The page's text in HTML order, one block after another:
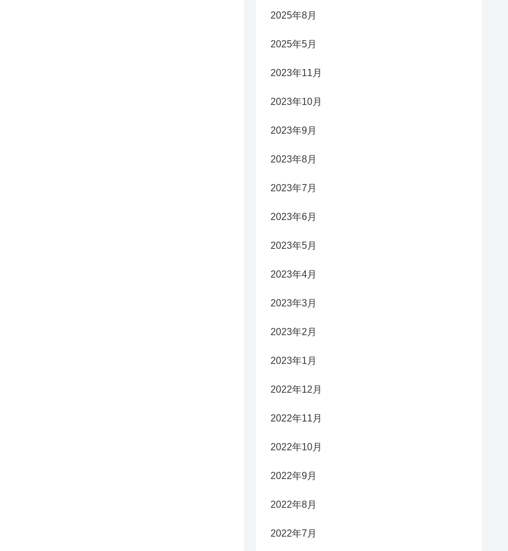
2025年8月
2025年5月
2023年11月
2023年10月
2023年9月
2023年8月
2023年7月
2023年6月
2023年5月
2023年4月
2023年3月
2023年2月
2023年1月
2022年12月
2022年11月
2022年10月
2022年9月
2022年8月
2022年7月